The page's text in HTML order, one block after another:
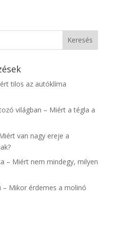
tilos az autóklíma
világban – Miért a tégla a
van nagy ereje a
– Miért nem mindegy, milyen
– Mikor érdemes a molinó